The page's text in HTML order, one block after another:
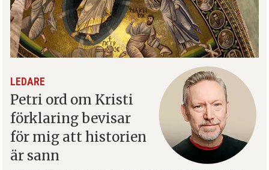
LEDARE
Petri ord om Kristi
förklaring bevisar
för mig att historien
är sann